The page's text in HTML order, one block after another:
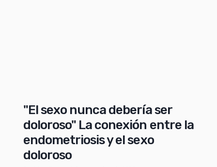
"El sexo nunca debería ser
doloroso" La conexión entre la
endometriosis y el sexo
doloroso